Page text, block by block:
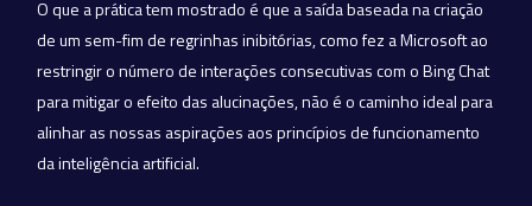
O que a prática tem mostrado é que a saída baseada na criação
de um sem-fim de regrinhas inibitórias, como fez a Microsoft ao
restringir o número de interações consecutivas com o Bing Chat
para mitigar o efeito das alucinações, não é o caminho ideal para
alinhar as nossas aspirações aos princípios de funcionamento
da inteligência artificial.